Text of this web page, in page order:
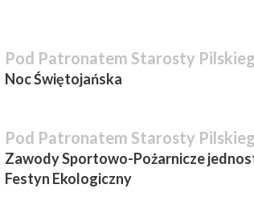
Pod Patronatem Starosty
Noc Świętojańska
Pod Patronatem Starosty
Zawody Sportowo-Pożarnicze
Festyn Ekologiczny